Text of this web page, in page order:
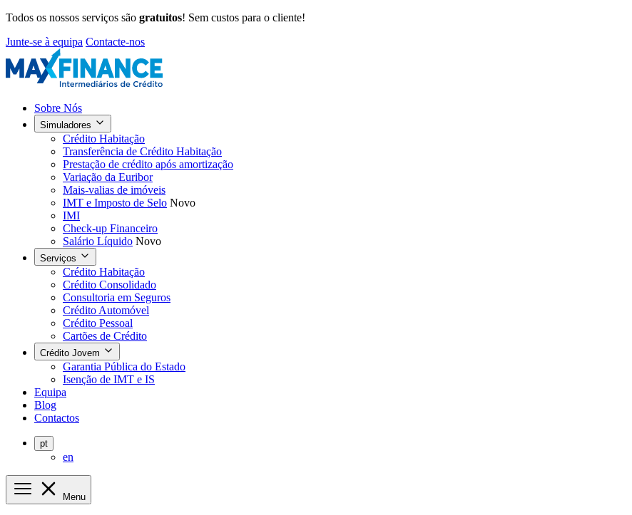
Todos os nossos serviços são gratuitos! Sem custos para o cliente!
Junte-se à equipa Contacte-nos
Sobre Nós
Simuladores
Crédito Habitação
Transferência de Crédito Habitação
Prestação de crédito após amortização
Variação da Euribor
Mais-valias de imóveis
IMT e Imposto de Selo Novo
IMI
Check-up Financeiro
Salário Líquido Novo
Serviços
Crédito Habitação
Crédito Consolidado
Consultoria em Seguros
Crédito Automóvel
Crédito Pessoal
Cartões de Crédito
Crédito Jovem
Garantia Pública do Estado
Isenção de IMT e IS
Equipa
Blog
Contactos
pt
en
Menu